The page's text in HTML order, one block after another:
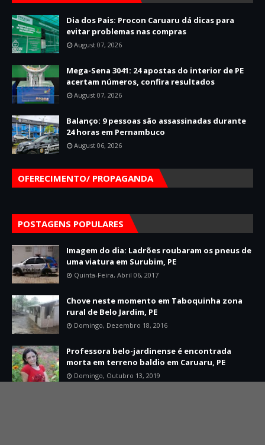
Dia dos Pais: Procon Caruaru dá dicas para
evitar problemas nas compras
August 07, 2026
Mega-Sena 3041: 24 apostas do interior de PE
acertam números, confira resultados
August 07, 2026
Balanço: 9 pessoas são assassinadas durante
24 horas em Pernambuco
August 06, 2026
OFERECIMENTO/ PROPAGANDA
POSTAGENS POPULARES
Imagem do dia: Ladrões roubaram os pneus de
uma viatura em Surubim, PE
Quinta-Feira, Abril 06, 2017
Chove neste momento em Taboquinha zona
rural de Belo Jardim, PE
Domingo, Dezembro 18, 2016
Professora belo-jardinense é encontrada
morta em terreno baldio em Caruaru, PE
Domingo, Outubro 13, 2019